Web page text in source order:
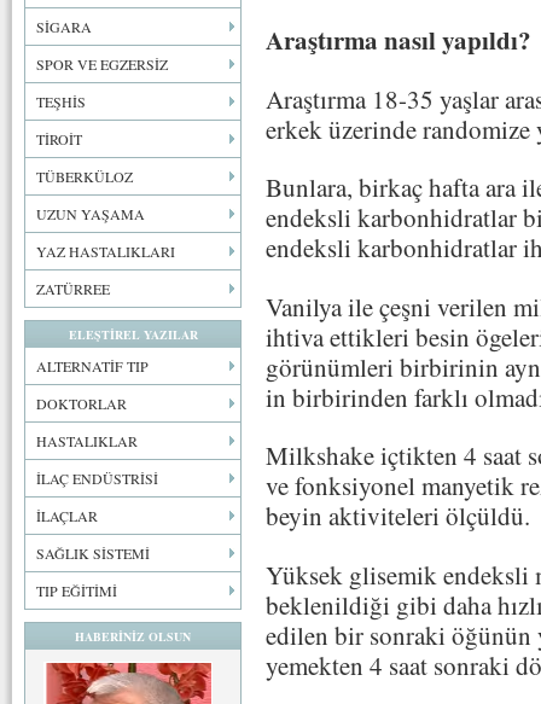
SİGARA
SPOR VE EGZERSİZ
TEŞHİS
TİROİT
TÜBERKÜLOZ
UZUN YAŞAMA
YAZ HASTALIKLARI
ZATÜRREE
ELEŞTİREL YAZILAR
ALTERNATİF TIP
DOKTORLAR
HASTALIKLAR
İLAÇ ENDÜSTRİSİ
İLAÇLAR
SAĞLIK SİSTEMİ
TIP EĞİTİMİ
HABERİNİZ OLSUN
Araştırma nasıl yapıldı?
Araştırma 18-35 yaşlar
erkek üzerinde
Bunlara, birkaç hafta ara
endeksli karbonhidratlar
endeksli karbonhidratlar
Vanilya ile çeşni verilen
ihtiva ettikleri besin
görünümleri birbirinin
in birbirinden farklı
Milkshake içtikten 4 saat
ve fonksiyonel manyetik
beyin aktiviteleri ölçüldü.
Yüksek glisemik endeksli
beklenildiği gibi daha
edilen bir sonraki öğünün
yemekten 4 saat sonraki